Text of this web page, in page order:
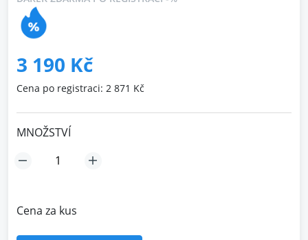
3 190 Kč
Cena po registraci: 2 871 Kč
MNOŽSTVÍ
Cena za kus